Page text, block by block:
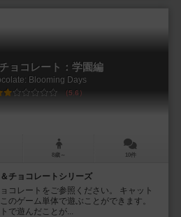
ョコレート：学園編
Blooming Days
5.6
8歳～ 10件
チョコレートシリーズ
コレートをご参照ください。 キャット
のゲーム単体で遊ぶことができます。
で遊んだことが...